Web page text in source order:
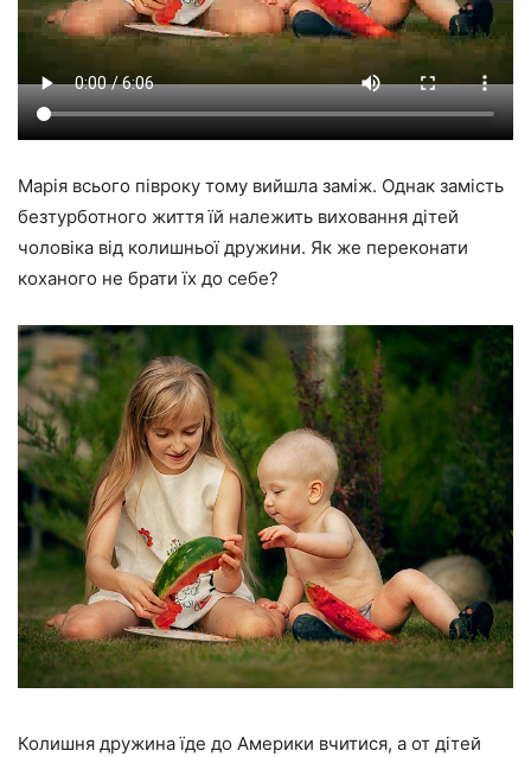
Марія всього півроку тому вийшла заміж. Однак замість
безтурботного життя їй належить виховання дітей
чоловіка від колишньої дружини. Як же переконати
коханого не брати їх до себе?
Колишня дружина їде до Америки вчитися, а от дітей